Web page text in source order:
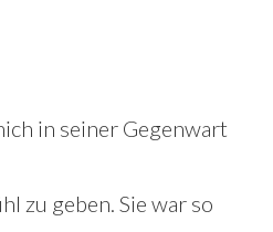
in seiner Gegenwart
zu geben. Sie war so